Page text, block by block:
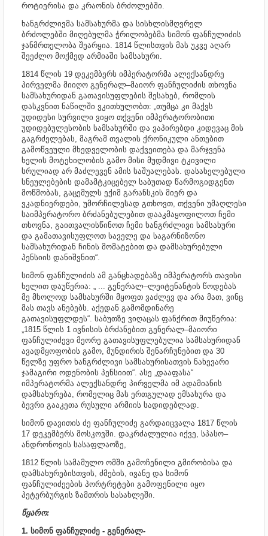
როტიერისა და კრაონის ბრძოლებში.
ხანგრძლივმა სამსახურმა და სისხლისმღვრელ
ბრძოლებში მიღებულმა ჭრილობებმა სიმონ ფანჩულიძის
ჯანმრთელობა შეარყია. 1814 წლისთვის მას უკვე აღარ
შეეძლო მოქმედ არმიაში სამსახური.
1814 წლის 19 დეკემბერს იმპერატორმა ალექსანდრე
პირველმა მიიღო გენერალ–მაიორ ფანჩულიძის თხოვნა
სამსახურიდან გათავისუფლების შესახებ, რომლის
დასკვნით ნაწილში ვკითხულობთ: „თუმცა კი მაქვს
უდიდესი სურვილი ვიყო თქვენი იმპერატორობითი
უდიდებულესობის სამსახურში და ვაპირებდი კიდევაც მის
გაგრძელებას, მაგრამ თვალის ქრონიკული ანთებით
გამოწვეული მხედველობის დაქვეითება და მარჯვენა
ხელის მოტეხილობის გამო მისი მუდმივი ტკივილი
სრულიად არ მაძლევენ ამის საშუალებას. დასახელებული
სნეულებების დამამტკიცებელ საბუთად წარმოგიდგენთ
მოწმობას, გაცემულს ექიმ გარანსკის მიერ და
ვკადნიერდები, უმორჩილესად გთხოვთ, თქვენი უმაღლესი
საიმპერატორო ბრძანებულებით დააკმაყოფილოთ ჩემი
თხოვნა, გაითვალისწინოთ ჩემი ხანგრძლივი სამსახური
და გამათავისუფლოთ საველე და საგარნიზონო
სამსახურიდან ჩინის მომატებით და დამსახურებული
პენსიის დანიშვნით“.
სიმონ ფანჩულიძის ამ განცხადებაზე იმპერატორს თავისი
ხელით დაუწერია: „ ... გენერალ–ლეიტენანტის წოდებას
მე მხოლოდ სამსახურში მყოფთ ვაძლევ და არა მათ, ვინც
მას თავს ანებებს. აქედან გამომდინარე
გათავისუფლდეს“. საბუთზე ვიღაცას ფანქრით მიუწერია:
„1815 წლის 1 ივნისის ბრძანებით გენერალ–მაიორი
ფანჩულიძევი მეორე გათავისუფლებულია სამსახურიდან
ავადმყოფობის გამო, მუნდირის შენარჩუნებით და 30
წელზე უფრო ხანგრძლივი სამსახურისათვის ნახევარი
ჯამაგირი ოდენობის პენსიით“. ასე „დააფასა“
იმპერატორმა ალექსანდრე პირველმა იმ ადამიანის
დამსახურება, რომელიც მას ერთგულად ემსახურა და
ბევრი გააკეთა რუსული არმიის სადიდებლად.
სიმონ დავითის ძე ფანჩულიძე გარდაიცვალა 1817 წლის
17 დეკემბერს მოსკოვში. დაკრძალულია იქვე, სპასო–
ანდრონოვის სასაფლაოზე,
1812 წლის სამამულო ომში გამოჩენილი გმირობისა და
დამსახურებისთვის, ძმების, ივანე და სიმონ
ფანჩულიძეების პორტრეტები გამოფენილი იყო
პეტერბურგის ზამთრის სასახლეში.
წყარო:
1. სიმონ ფანჩულიძე - გენერალ-